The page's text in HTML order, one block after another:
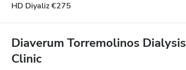
HD Diyaliz €275
Diaverum Torremolinos Dialysis
Clinic